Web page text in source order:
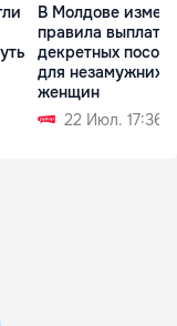
В Молдове
правила выплаты
декретных
для незамужних
женщин
22 Июл. 17:36